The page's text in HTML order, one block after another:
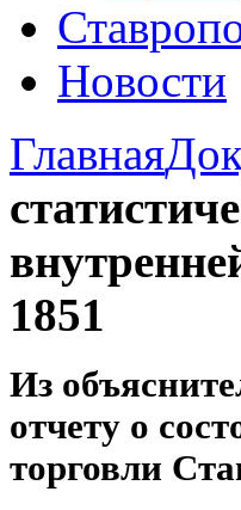
Новости
Главная
1851
Из
отчету о
торговли